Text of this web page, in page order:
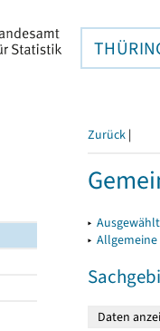
Zurück |
▸
▸